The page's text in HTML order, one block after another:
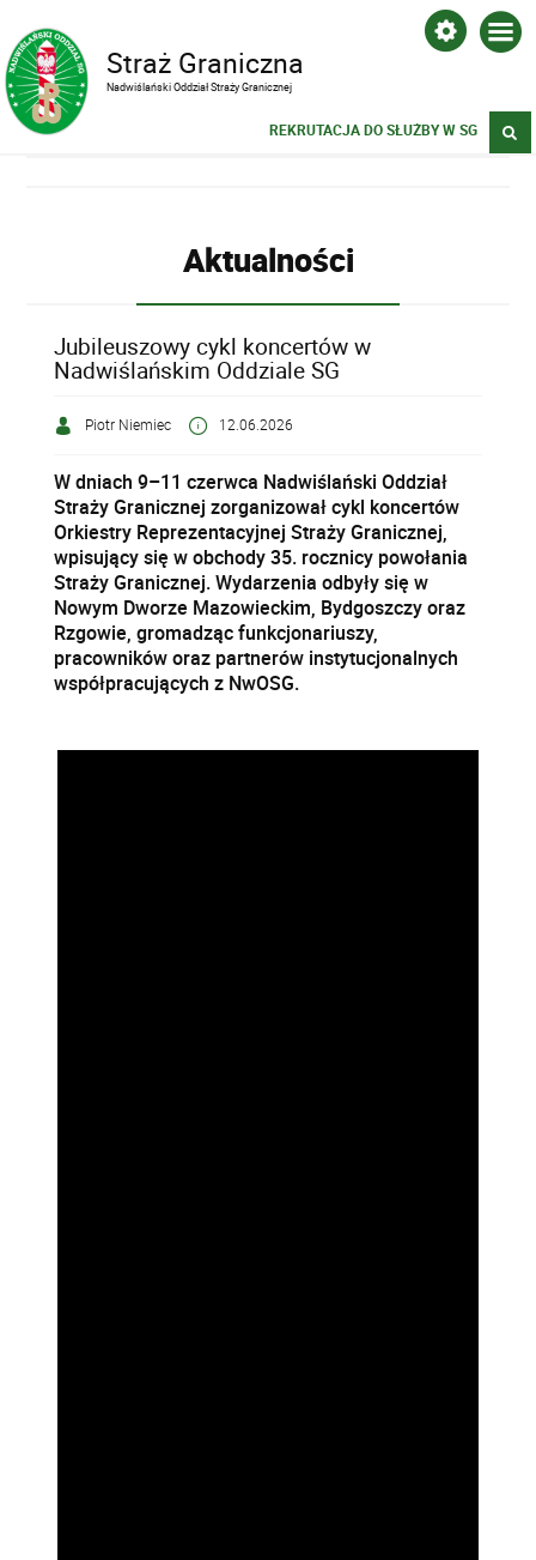
Straż Graniczna
Nadwiślański Oddział Straży Granicznej
REKRUTACJA DO SŁUŻBY W SG
Aktualności
Jubileuszowy cykl koncertów w
Nadwiślańskim Oddziale SG
Piotr Niemiec 12.06.2026
W dniach 9–11 czerwca Nadwiślański Oddział
Straży Granicznej zorganizował cykl koncertów
Orkiestry Reprezentacyjnej Straży Granicznej,
wpisujący się w obchody 35. rocznicy powołania
Straży Granicznej. Wydarzenia odbyły się w
Nowym Dworze Mazowieckim, Bydgoszczy oraz
Rzgowie, gromadząc funkcjonariuszy,
pracowników oraz partnerów instytucjonalnych
współpracujących z NwOSG.